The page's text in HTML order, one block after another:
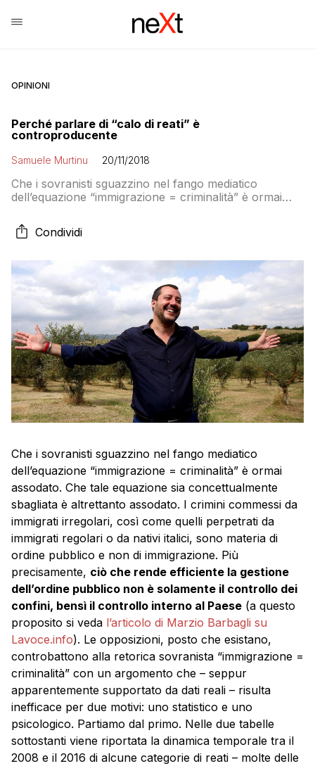
OPINIONI
Perché parlare di “calo di reati” è
controproducente
Samuele Murtinu 20/11/2018
Che i sovranisti sguazzino nel fango mediatico
dell’equazione “immigrazione = criminalità” è ormai
sbagliata è altrettanto assodato. I crimini commessi da
immigrati irregolari, così come quelli perpetrati da
ordine pubblico e non di immigrazione. Più
precisamente, ciò che rende efficiente […]
Condividi
Che i sovranisti sguazzino nel fango mediatico
dell’equazione “immigrazione = criminalità” è ormai
assodato. Che tale equazione sia concettualmente
sbagliata è altrettanto assodato. I crimini commessi da
immigrati irregolari, così come quelli perpetrati da
immigrati regolari o da nativi italici, sono materia di
ordine pubblico e non di immigrazione. Più
precisamente, ciò che rende efficiente la gestione
dell’ordine pubblico non è solamente il controllo dei
confini, bensì il controllo interno al Paese (a questo
proposito si veda l’articolo di Marzio Barbagli su
Lavoce.info). Le opposizioni, posto che esistano,
controbattono alla retorica sovranista “immigrazione =
criminalità” con un argomento che – seppur
apparentemente supportato da dati reali – risulta
inefficace per due motivi: uno statistico e uno
psicologico. Partiamo dal primo. Nelle due tabelle
sottostanti viene riportata la dinamica temporale tra il
2008 e il 2016 di alcune categorie di reati – molte delle